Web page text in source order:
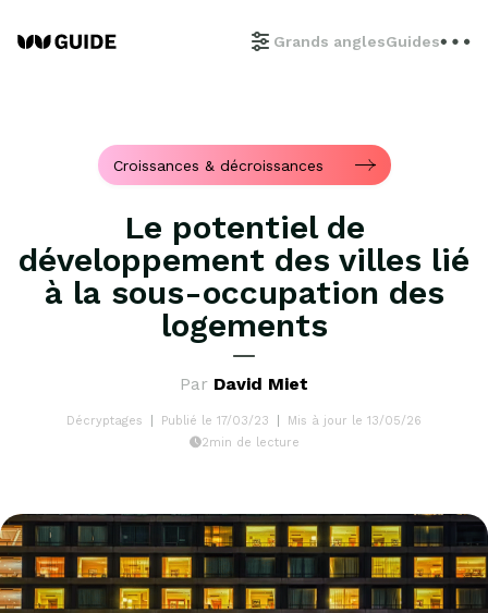
Grands anglesGuides
Croissances & décroissances
Le potentiel de
développement des villes lié
à la sous-occupation des
logements
Par David Miet
Décryptages Publié le 17/03/23
Mis à jour le 13/05/26
2min de lecture